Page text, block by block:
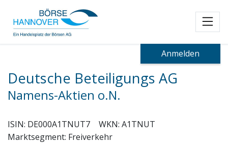
Anmelden
Deutsche Beteiligungs AG
Namens-Aktien o.N.
ISIN: DE000A1TNUT7 WKN: A1TNUT
Marktsegment: Freiverkehr